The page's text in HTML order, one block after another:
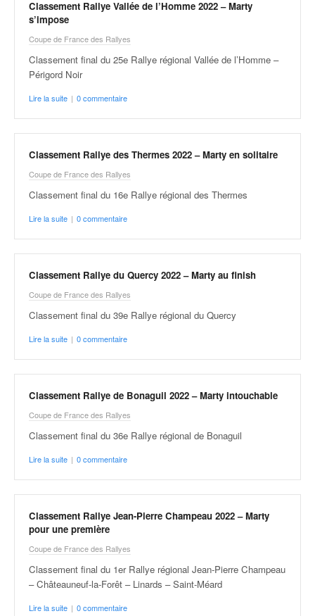
Classement Rallye Vallée de l’Homme 2022 – Marty
s’impose
Coupe de France des Rallyes
Classement final du 25e Rallye régional Vallée de l’Homme –
Périgord Noir
Lire la suite | 0 commentaire
Classement Rallye des Thermes 2022 – Marty en solitaire
Coupe de France des Rallyes
Classement final du 16e Rallye régional des Thermes
Lire la suite | 0 commentaire
Classement Rallye du Quercy 2022 – Marty au finish
Coupe de France des Rallyes
Classement final du 39e Rallye régional du Quercy
Lire la suite | 0 commentaire
Classement Rallye de Bonaguil 2022 – Marty intouchable
Coupe de France des Rallyes
Classement final du 36e Rallye régional de Bonaguil
Lire la suite | 0 commentaire
Classement Rallye Jean-Pierre Champeau 2022 – Marty
pour une première
Coupe de France des Rallyes
Classement final du 1er Rallye régional Jean-Pierre Champeau
– Châteauneuf-la-Forêt – Linards – Saint-Méard
Lire la suite | 0 commentaire